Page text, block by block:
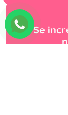
Se